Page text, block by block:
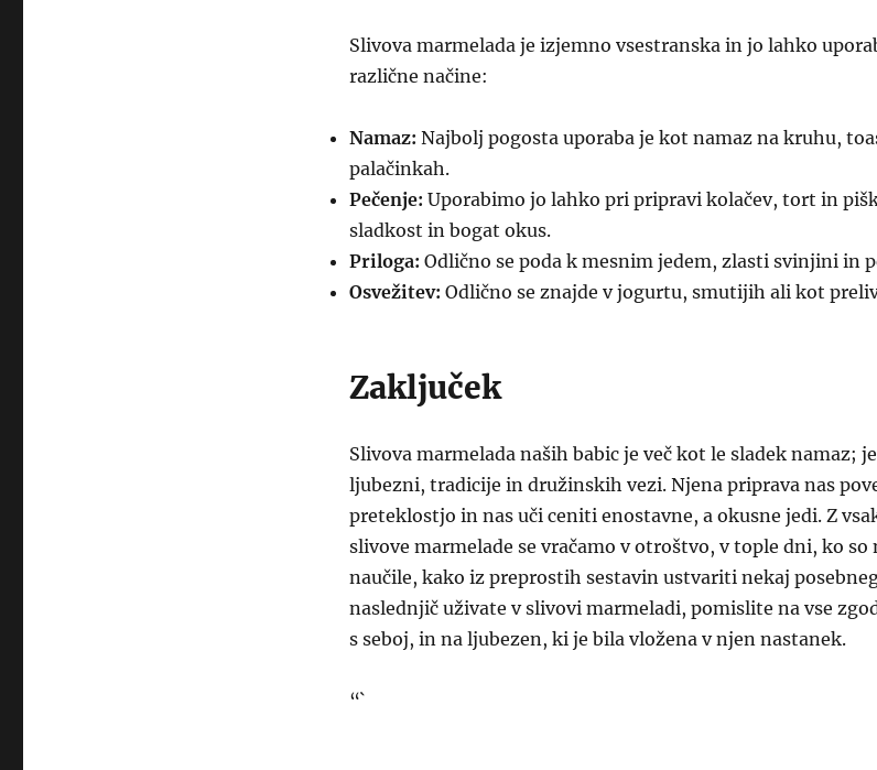
Slivova marmelada je izjemno vsestranska in jo lahko
različne načine:
Namaz: Najbolj pogosta uporaba je kot namaz na kruhu,
palačinkah.
Pečenje: Uporabimo jo lahko pri pripravi kolačev, tort in
sladkost in bogat okus.
Priloga: Odlično se poda k mesnim jedem, zlasti svinjini in
Osvežitev: Odlično se znajde v jogurtu, smutijih ali kot
Zaključek
Slivova marmelada naših babic je več kot le sladek namaz;
ljubezni, tradicije in družinskih vezi. Njena priprava nas
preteklostjo in nas uči ceniti enostavne, a okusne jedi. Z
slivove marmelade se vračamo v otroštvo, v tople dni, ko so
naučile, kako iz preprostih sestavin ustvariti nekaj
naslednjič uživate v slivovi marmeladi, pomislite na vse
s seboj, in na ljubezen, ki je bila vložena v njen nastanek.
“`